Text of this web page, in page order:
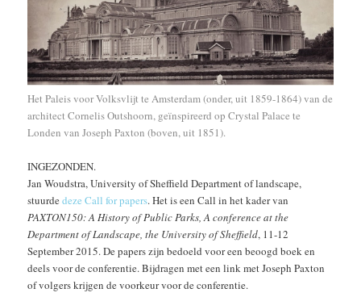
Het Paleis voor Volksvlijt te Amsterdam (onder, uit 1859-1864) van de
architect Cornelis Outshoorn, geïnspireerd op Crystal Palace te
Londen van Joseph Paxton (boven, uit 1851).
INGEZONDEN.
Jan Woudstra, University of Sheffield Department of landscape,
stuurdedeze Call for papers. Het is een Call in het kader van
PAXTON150: A History of Public Parks, A conference at the
Department of Landscape, the University of Sheffield, 11-12
September 2015. De papers zijn bedoeld voor een beoogd boek en
deels voor de conferentie. Bijdragen met een link met Joseph Paxton
of volgers krijgen de voorkeur voor de conferentie.